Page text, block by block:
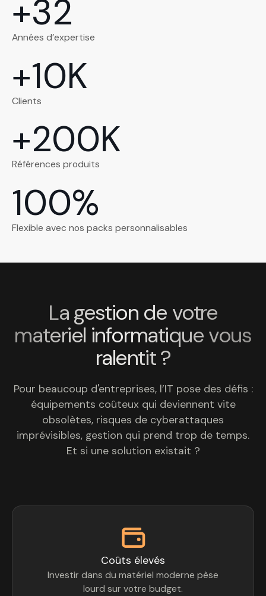
+32
Années d’expertise
+10K
Clients
+200K
Références produits
100%
Flexible avec nos packs personnalisables
La gestion de votre
materiel informatique vous
ralentit ?
Pour beaucoup d'entreprises, l’IT pose des défis :
équipements coûteux qui deviennent vite
obsolètes, risques de cyberattaques
imprévisibles, gestion qui prend trop de temps.
Et si une solution existait ?
Coûts élevés
Investir dans du matériel moderne pèse
lourd sur votre budget.